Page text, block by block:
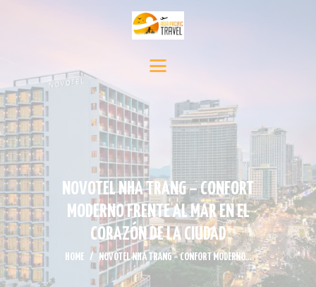
NOVOTEL NHA TRANG – CONFORT
MODERNO FRENTE AL MAR EN EL
CORAZÓN DE LA CIUDAD
HOME NOVOTEL NHA TRANG – CONFORT MODERNO...
SERVICIO DE VIAJE
CONTÁCTENOS
MEDIA
NOTICIAS Y EVENTOS